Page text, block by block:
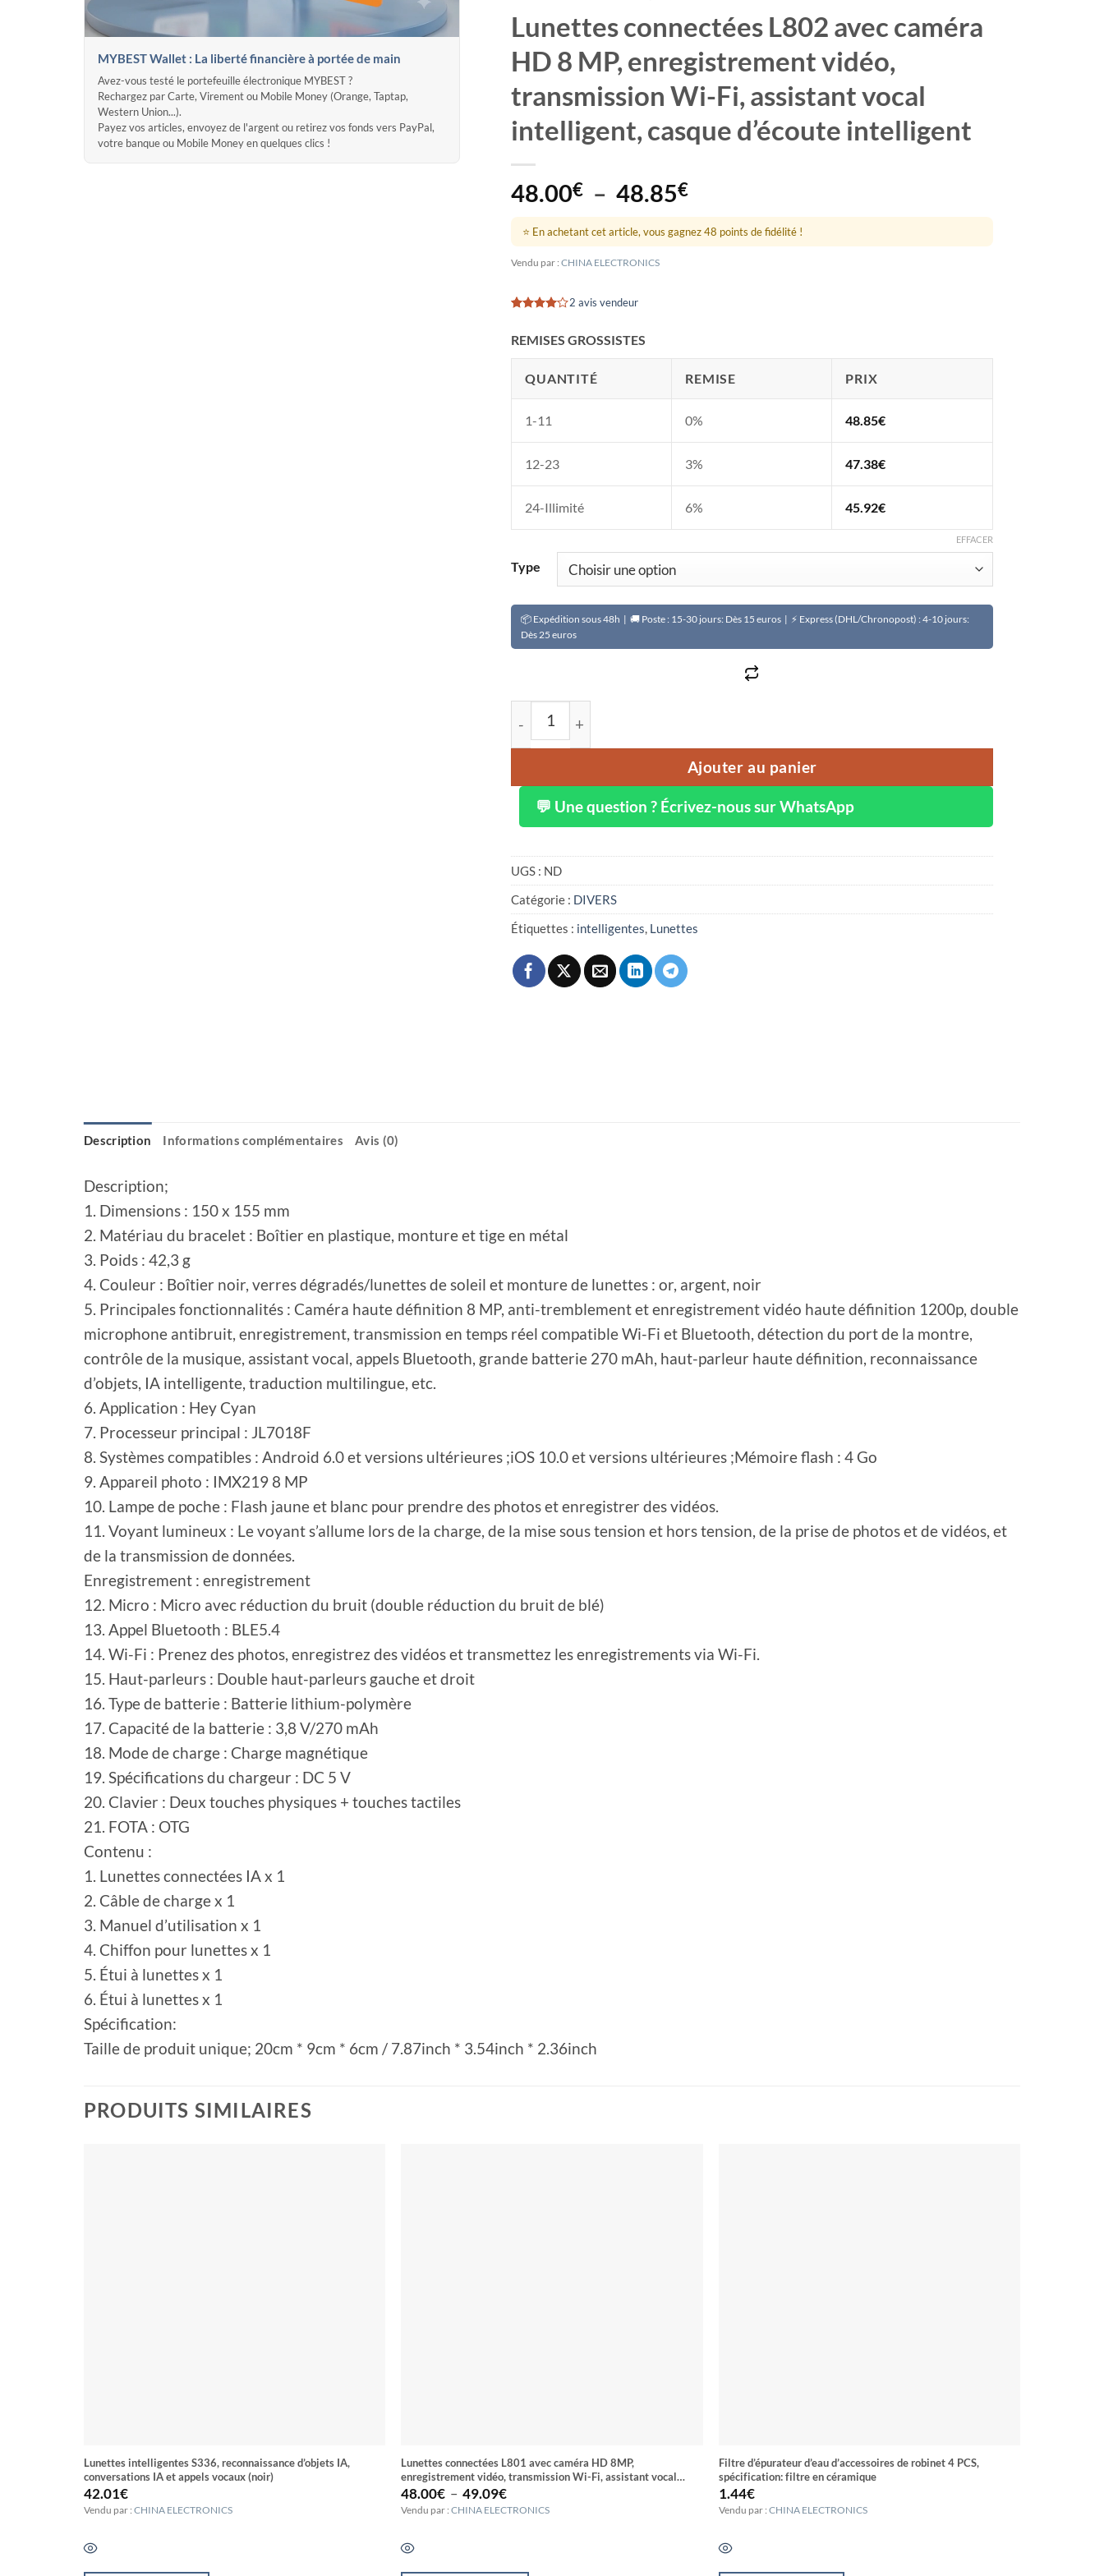
MYBEST Wallet : La liberté financière à portée de main
Avez-vous testé le portefeuille électronique MYBEST ?
Rechargez par Carte, Virement ou Mobile Money (Orange, Taptap,
Western Union...).
Payez vos articles, envoyez de l'argent ou retirez vos fonds vers PayPal,
votre banque ou Mobile Money en quelques clics !
Lunettes connectées L802 avec caméra
HD 8 MP, enregistrement vidéo,
transmission Wi-Fi, assistant vocal
intelligent, casque d’écoute intelligent
48.00€ – 48.85€Plage
de
prix :
⭐ En achetant cet article, vous gagnez 48 points de fidélité !
Vendu par :CHINA ELECTRONICS
basé sur
2 avis vendeur
REMISES GROSSISTES
QUANTITÉ REMISE PRIX
1-11 0% 48.85€
12-23 3% 47.38€
24-Illimité 6% 45.92€
Type
EFFACER
📦 Expédition sous 48h | 🚚 Poste : 15-30 jours: Dès 15 euros | ⚡ Express (DHL/Chronopost) : 4-10 jours:
Dès 25 euros
quantité de Lunettes connectées L802 avec caméra HD 8 MP, enregistrement vidéo,
Ajouter au panier
💬 Une question ? Écrivez-nous sur WhatsApp
UGS : ND
Catégorie : DIVERS
Étiquettes : intelligentes, Lunettes
Description Informations complémentaires Avis (0)
Description;
1. Dimensions : 150 x 155 mm
2. Matériau du bracelet : Boîtier en plastique, monture et tige en métal
3. Poids : 42,3 g
4. Couleur : Boîtier noir, verres dégradés/lunettes de soleil et monture de lunettes : or, argent, noir
5. Principales fonctionnalités : Caméra haute définition 8 MP, anti-tremblement et enregistrement vidéo haute définition 1200p, double
microphone antibruit, enregistrement, transmission en temps réel compatible Wi-Fi et Bluetooth, détection du port de la montre,
contrôle de la musique, assistant vocal, appels Bluetooth, grande batterie 270 mAh, haut-parleur haute définition, reconnaissance
d’objets, IA intelligente, traduction multilingue, etc.
6. Application : Hey Cyan
7. Processeur principal : JL7018F
8. Systèmes compatibles : Android 6.0 et versions ultérieures ;iOS 10.0 et versions ultérieures ;Mémoire flash : 4 Go
9. Appareil photo : IMX219 8 MP
10. Lampe de poche : Flash jaune et blanc pour prendre des photos et enregistrer des vidéos.
11. Voyant lumineux : Le voyant s’allume lors de la charge, de la mise sous tension et hors tension, de la prise de photos et de vidéos, et
de la transmission de données.
Enregistrement : enregistrement
12. Micro : Micro avec réduction du bruit (double réduction du bruit de blé)
13. Appel Bluetooth : BLE5.4
14. Wi-Fi : Prenez des photos, enregistrez des vidéos et transmettez les enregistrements via Wi-Fi.
15. Haut-parleurs : Double haut-parleurs gauche et droit
16. Type de batterie : Batterie lithium-polymère
17. Capacité de la batterie : 3,8 V/270 mAh
18. Mode de charge : Charge magnétique
19. Spécifications du chargeur : DC 5 V
20. Clavier : Deux touches physiques + touches tactiles
21. FOTA : OTG
Contenu :
1. Lunettes connectées IA x 1
2. Câble de charge x 1
3. Manuel d’utilisation x 1
4. Chiffon pour lunettes x 1
5. Étui à lunettes x 1
6. Étui à lunettes x 1
Spécification:
Taille de produit unique; 20cm * 9cm * 6cm / 7.87inch * 3.54inch * 2.36inch
PRODUITS SIMILAIRES
Lunettes intelligentes S336, reconnaissance d’objets IA,
conversations IA et appels vocaux (noir)
42.01€
Vendu par : CHINA ELECTRONICS
Lunettes connectées L801 avec caméra HD 8MP,
enregistrement vidéo, transmission Wi-Fi, assistant vocal
intelligent, casque portable intelligent
48.00€ – 49.09€Plage
de
Vendu par :CHINA ELECTRONICS
Filtre d’épurateur d’eau d’accessoires de robinet 4 PCS,
spécification: filtre en céramique
1.44€
Vendu par :CHINA ELECTRONICS